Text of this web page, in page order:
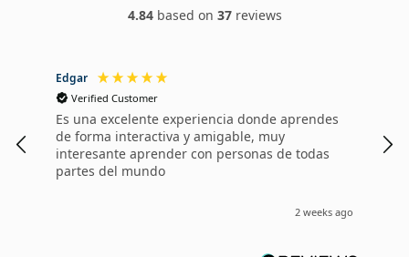
4.84 based on 37 reviews
Edgar
Verified Customer
Es una excelente experiencia donde aprendes
de forma interactiva y amigable, muy
interesante aprender con personas de todas
partes del mundo
2 weeks ago
1